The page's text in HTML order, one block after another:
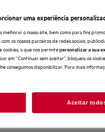
Automática para uma frescura sem
a si.
No Frost ajuda a manter os
à AEG e obtenha*
reciclagem do aparelho
uma experiência
o nosso site, bem como para fins
os nossos parceiros de redes sociais,
cookies, o que nos permitepersonalizar a sua
em “Continuar sem aceitar”, bloqueia os
conseguimos disponibilizar. Para mais
Aceitar